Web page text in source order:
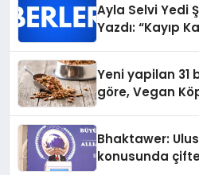
Ayla Selvi Yedi
Yazdı: “Kayıp
Yeni yapilan 31
göre, Vegan
Bhaktawer:
konusunda